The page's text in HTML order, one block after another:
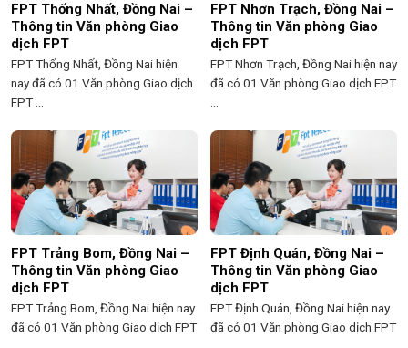
FPT Thống Nhất, Đồng Nai –
Thông tin Văn phòng Giao
dịch FPT
FPT Thống Nhất, Đồng Nai hiện
nay đã có 01 Văn phòng Giao dịch
FPT ...
FPT Nhơn Trạch, Đồng Nai –
Thông tin Văn phòng Giao
dịch FPT
FPT Nhơn Trạch, Đồng Nai hiện nay
đã có 01 Văn phòng Giao dịch FPT
FPT Trảng Bom, Đồng Nai –
Thông tin Văn phòng Giao
dịch FPT
FPT Trảng Bom, Đồng Nai hiện nay
đã có 01 Văn phòng Giao dịch FPT
FPT Định Quán, Đồng Nai –
Thông tin Văn phòng Giao
dịch FPT
FPT Định Quán, Đồng Nai hiện nay
đã có 01 Văn phòng Giao dịch FPT